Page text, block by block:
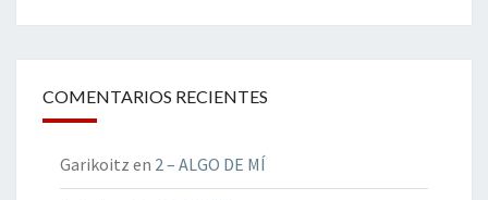
COMENTARIOS RECIENTES
Garikoitz en 2 – ALGO DE MÍ